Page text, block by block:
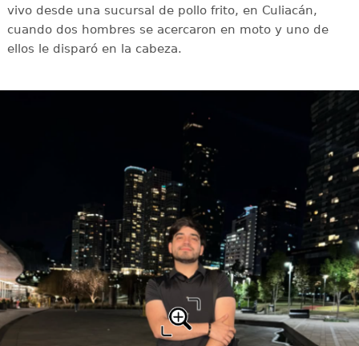
vivo desde una sucursal de pollo frito, en Culiacán,
cuando dos hombres se acercaron en moto y uno de
ellos le disparó en la cabeza.